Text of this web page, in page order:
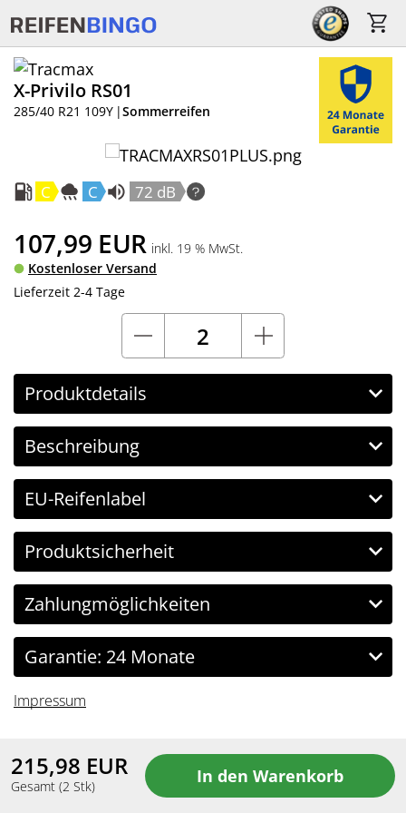
X-Privilo RS01
285/40 R21 109Y |Sommerreifen
C C 72 dB
Produktdetails
107,99 EUR inkl. 19 % MwSt.
Kostenloser Versand
Lieferzeit 2-4 Tage
215,98 EUR
Gesamt (2 Stk)
Beschreibung
EU-Reifenlabel
Produktsicherheit
Zahlungmöglichkeiten
Garantie: 24 Monate
Impressum
Copyright Reifenbingo.de © 2026 All Rights Reserved.